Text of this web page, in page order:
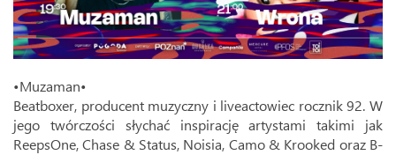
•Muzaman•
Beatboxer, producent muzyczny i liveactowiec rocznik 92. W
jego twórczości słychać inspirację artystami takimi jak
ReepsOne, Chase & Status, Noisia, Camo & Krooked oraz B-